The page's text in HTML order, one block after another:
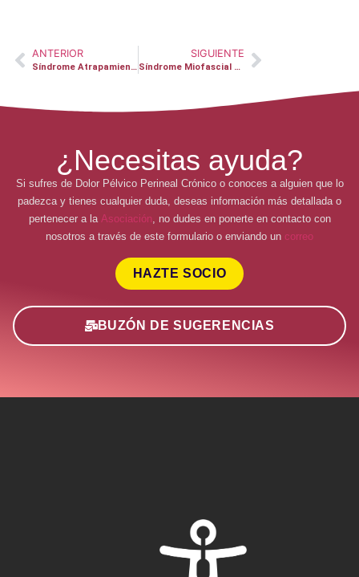
ANTERIOR
Síndrome Atrapamiento Nervio Pudendo – Ana Figueroa
SIGUIENTE
Síndrome Miofascial – RTD
¿Necesitas ayuda?
Si sufres de Dolor Pélvico Perineal Crónico o conoces a alguien que lo
padezca y tienes cualquier duda, deseas información más detallada o
pertenecer a la Asociación, no dudes en ponerte en contacto con
nosotros a través de este formulario o enviando un correo
HAZTE SOCIO
BUZÓN DE SUGERENCIAS